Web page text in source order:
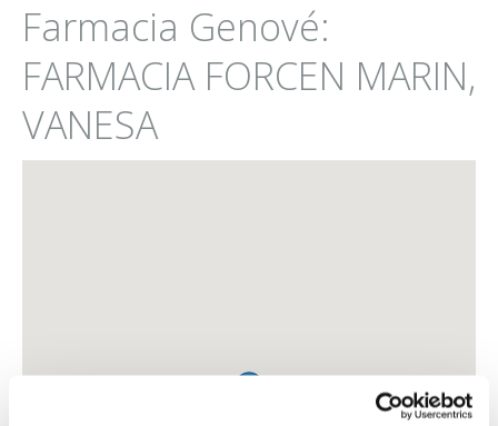
Farmacia Genové:
FARMACIA FORCEN MARIN,
VANESA